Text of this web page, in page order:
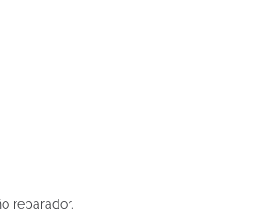
reparador.